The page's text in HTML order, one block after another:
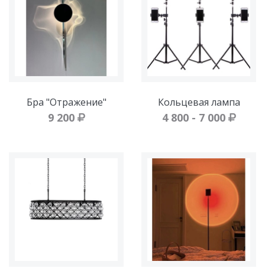
Бра "Отражение"
9 200
Кольцевая лампа
4 800 - 7 000